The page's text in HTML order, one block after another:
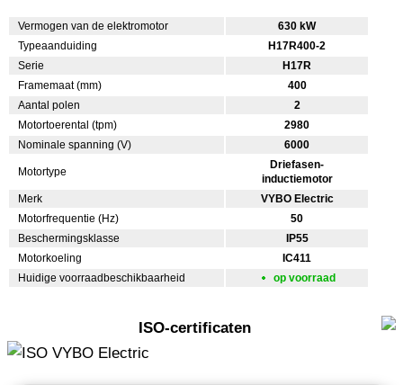
Vermogen van de elektromotor
630 kW
Typeaanduiding
H17R400-2
Serie
H17R
Framemaat (mm)
400
Aantal polen
2
Motortoerental (tpm)
2980
Nominale spanning (V)
6000
Motortype
Driefasen-
inductiemotor
Merk
VYBO Electric
Motorfrequentie (Hz)
50
Beschermingsklasse
IP55
Motorkoeling
IC411
Huidige voorraadbeschikbaarheid
op voorraad
ISO-certificaten